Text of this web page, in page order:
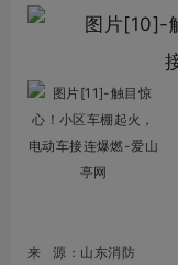
来 源：山东消防